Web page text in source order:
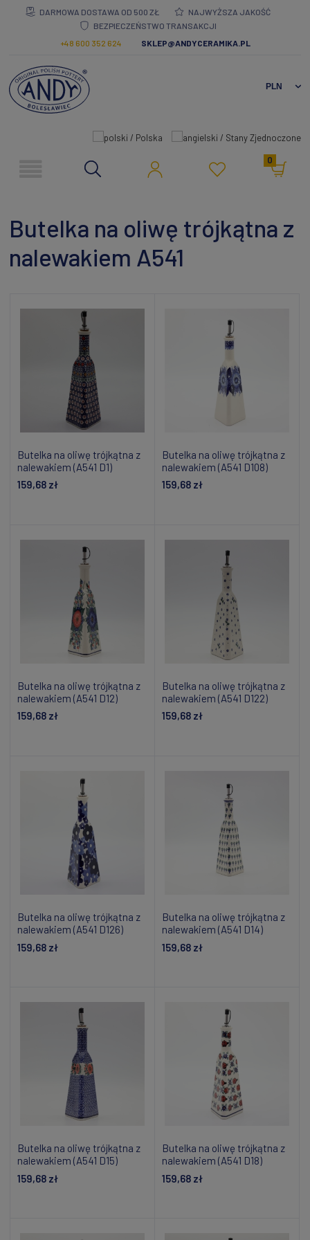
DARMOWA DOSTAWA OD 500 ZŁ
NAJWYŻSZA JAKOŚĆ
BEZPIECZEŃSTWO TRANSAKCJI
+48 600 352 624
SKLEP@ANDYCERAMIKA.PL
0
Butelka na oliwę trójkątna z
nalewakiem A541
Butelka na oliwę trójkątna z
nalewakiem (A541 D1)
159,68 zł
Butelka na oliwę trójkątna z
nalewakiem (A541 D108)
159,68 zł
Butelka na oliwę trójkątna z
nalewakiem (A541 D12)
159,68 zł
Butelka na oliwę trójkątna z
nalewakiem (A541 D122)
159,68 zł
Butelka na oliwę trójkątna z
nalewakiem (A541 D126)
159,68 zł
Butelka na oliwę trójkątna z
nalewakiem (A541 D14)
159,68 zł
Butelka na oliwę trójkątna z
nalewakiem (A541 D15)
159,68 zł
Butelka na oliwę trójkątna z
nalewakiem (A541 D18)
159,68 zł